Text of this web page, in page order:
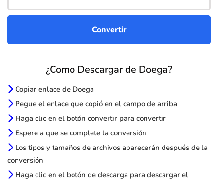
¿Como Descargar de Doega?
Copiar enlace de Doega
Pegue el enlace que copió en el campo de arriba
Haga clic en el botón convertir para convertir
Espere a que se complete la conversión
Los tipos y tamaños de archivos aparecerán después de la
conversión
Haga clic en el botón de descarga para descargar el